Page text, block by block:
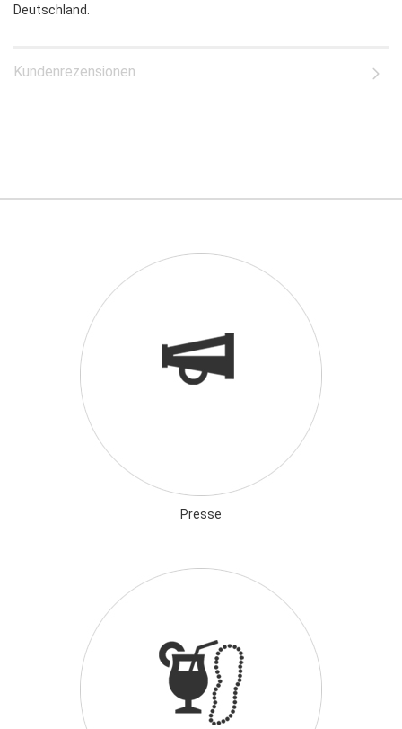
Deutschland.
Kundenrezensionen
Presse